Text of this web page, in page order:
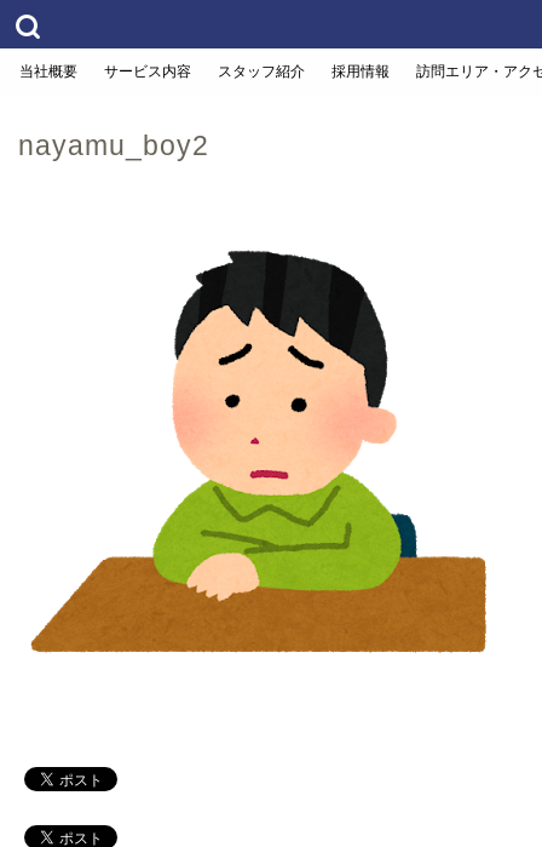
当社概要 サービス内容 スタッフ紹介 採用情報 訪問エリア・アク
nayamu_boy2